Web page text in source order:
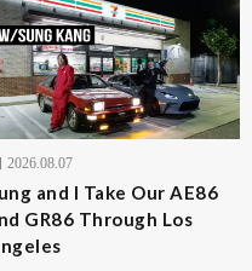
2026.08.07
and I Take Our AE86
GR86 Through Los